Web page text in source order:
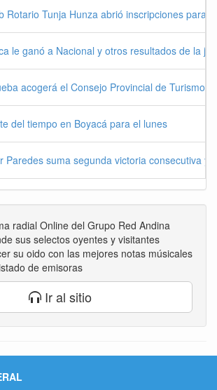
Rotario Tunja Hunza abrió inscripciones para
le ganó a Nacional y otros resultados de la
acogerá el Consejo Provincial de Turismo
del tiempo en Boyacá para el lunes
Paredes suma segunda victoria consecutiva y
radial Online del Grupo Red Andina
sus selectos oyentes y visitantes
su oido con las mejores notas músicales
de emisoras
Ir al sitio